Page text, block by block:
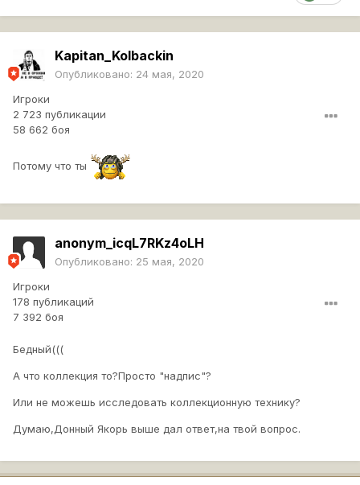
Kapitan_Kolbackin
Опубликовано: 24 мая, 2020
Игроки
2 723 публикации
58 662 боя
Потому что ты
anonym_icqL7RKz4oLH
Опубликовано: 25 мая, 2020
Игроки
178 публикаций
7 392 боя
Бедный(((
А что коллекция то?Просто "надпис"?
Или не можешь исследовать коллекционную технику?
Думаю,Донный Якорь выше дал ответ,на твой вопрос.